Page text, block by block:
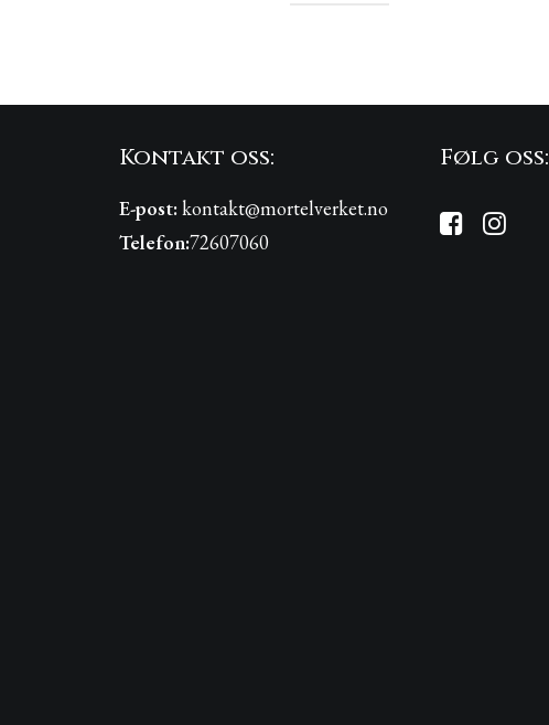
Kontakt oss:
E-post:kontakt@mortelverket.no
Telefon:72607060
Følg oss: